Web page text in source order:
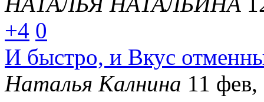
+4 0
И быстро, и Вкус
Наталья Калнина 11